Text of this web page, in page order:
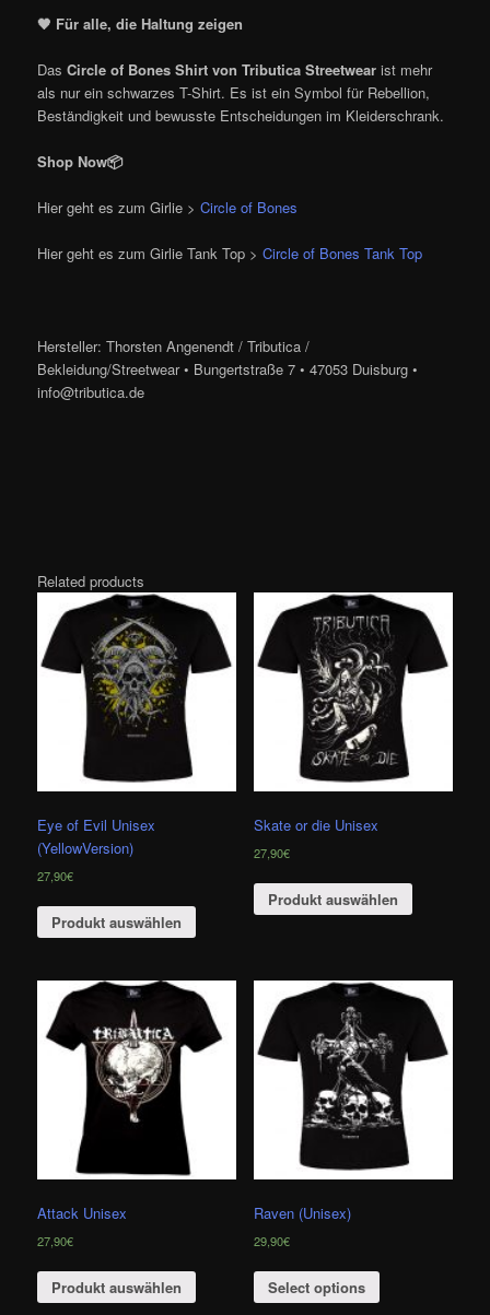
🖤 Für alle, die Haltung zeigen
DasCircle of Bones Shirt von Tributica Streetwear ist mehr
als nur ein schwarzes T-Shirt. Es ist ein Symbol für Rebellion,
Beständigkeit und bewusste Entscheidungen im Kleiderschrank.
Shop Now📦
Hier geht es zum Girlie >Circle of Bones
Hier geht es zum Girlie Tank Top >Circle of Bones Tank Top
Hersteller: Thorsten Angenendt / Tributica /
Bekleidung/Streetwear • Bungertstraße 7 • 47053 Duisburg •
info@tributica.de
Related products
Eye of Evil Unisex
(YellowVersion)
27,90€
Produkt auswählen
Skate or die Unisex
27,90€
Produkt auswählen
Attack Unisex
27,90€
Produkt auswählen
Raven (Unisex)
29,90€
Select options